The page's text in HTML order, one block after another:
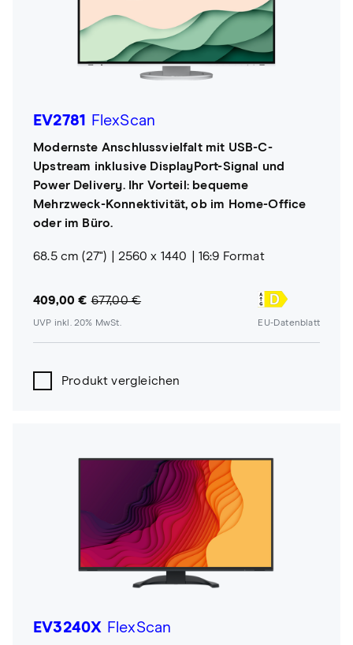
EV2781 FlexScan
Modernste Anschlussvielfalt mit USB-C-
Upstream inklusive DisplayPort-Signal und
Power Delivery. Ihr Vorteil: bequeme
Mehrzweck-Konnektivität, ob im Home-Office
oder im Büro.
68.5 cm (27") 2560 x 1440 16:9 Format
409,00 € 677,00 €
UVP inkl. 20% MwSt. EU-Datenblatt
Produkt vergleichen
EV3240X FlexScan